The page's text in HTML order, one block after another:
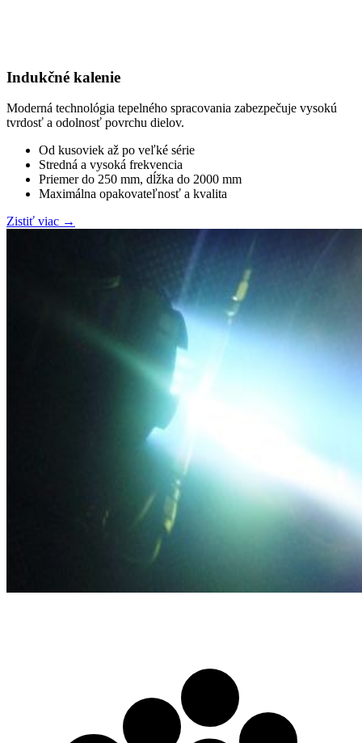
Indukčné kalenie
Moderná technológia tepelného spracovania zabezpečuje vysokú
tvrdosť a odolnosť povrchu dielov.
Od kusoviek až po veľké série
Stredná a vysoká frekvencia
Priemer do 250 mm, dĺžka do 2000 mm
Maximálna opakovateľnosť a kvalita
Zistiť viac →